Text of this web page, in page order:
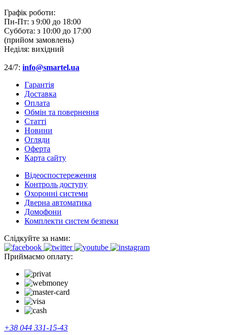
Графік роботи:
Пн-Пт: з 9:00 до 18:00
Суббота: з 10:00 до 17:00
(прийом замовлень)
Неділя: вихідний
24/7: info@smartel.ua
Гарантія
Доставка
Оплата
Обмін та повернення
Cтатті
Новини
Огляди
Оферта
Карта сайту
Відеоспостереження
Контроль доступу
Охоронні системи
Дверна автоматика
Домофони
Комплекти систем безпеки
Слідкуйте за нами:
Приймаємо оплату:
+38 044 331-15-43